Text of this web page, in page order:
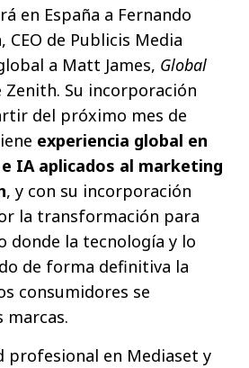
en España a Fernando
CEO de Publicis Media
a Matt James, Global
Su incorporación
del próximo mes de
experiencia global en
IA aplicados al marketing
, y con su incorporación
la transformación para
donde la tecnología y lo
de forma definitiva la
consumidores se
marcas.
profesional en Mediaset y